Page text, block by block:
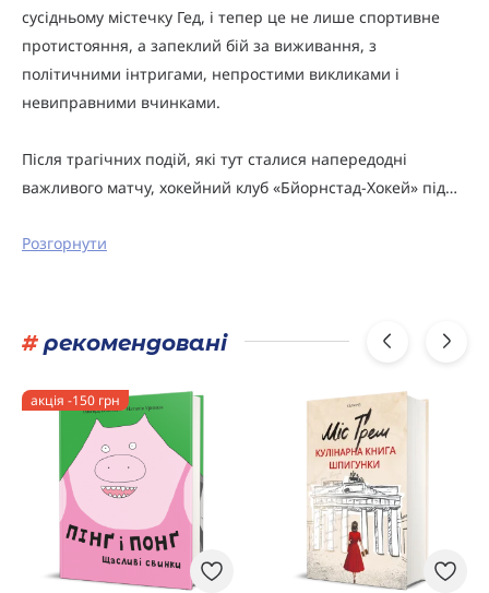
сусідньому містечку Гед, і тепер це не лише спортивне
протистояння, а запеклий бій за виживання, з
політичними інтригами, непростими викликами і
невиправними вчинками.
Після трагічних подій, які тут сталися напередодні
важливого матчу, хокейний клуб «Бйорнстад-Хокей» під…
Розгорнути
#рекомендовані
акція -150 грн